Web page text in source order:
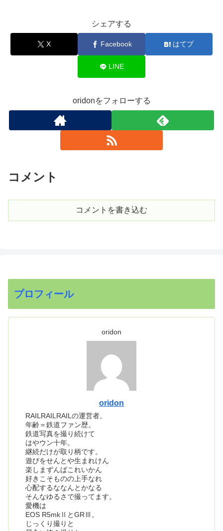
シェアする
X Facebook はてブ
LINE
oridonをフォローする
コメント
コメントを書き込む
プロフィール
oridon
oridon
RAILRAILRAILの運営者。
年齢＝鉄道ファン歴。
鉄道写真を撮り続けて
はやウン十年。
継続だけが取り柄です。
遊びをせんとや生まれけん
楽しまずんばこれいかん
好きこそものの上手なれ
心配するななんとかなる
そんなゆるさで撮ってます。
愛機は
EOS R5mkⅡとGRⅢ。
じっくり撮りと